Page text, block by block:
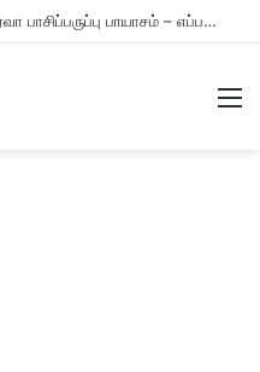
ஆடி வெள்ளி ஸ்பெஷல் கோதுமை ரவா பாசிப்பருப்பு பாயாசம் – எப்படி செய்யணும் தெரியுமா?